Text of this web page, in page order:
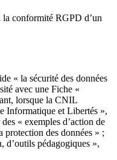
la conformité RGPD d’un
« la sécurité des données
avec une Fiche «
lorsque la CNIL
Informatique et Libertés »,
« exemples d’action de
protection des données » ;
d’outils pédagogiques »,